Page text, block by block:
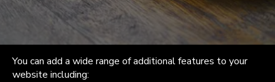
You can add a wide range of additional features to your
website including: